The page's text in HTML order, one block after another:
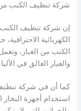
شركة تنظيف الكنب
إن شركة تنظيف
الكهربائية
الكنب من الغبار،
والغبار العالق في
كما أن في شركة
استخدام أجهزة البخار